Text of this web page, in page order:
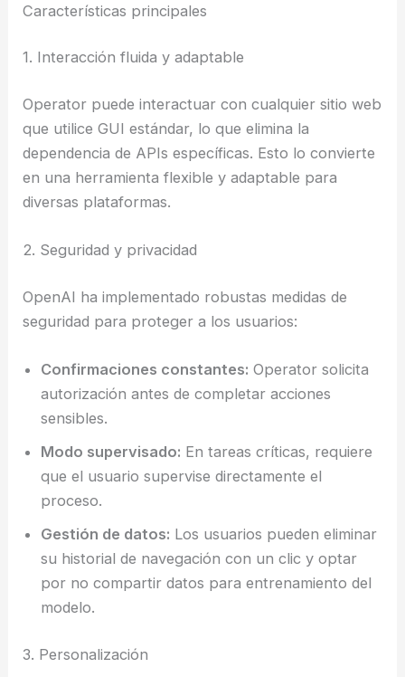
Características principales
1. Interacción fluida y adaptable
Operator puede interactuar con cualquier sitio web
que utilice GUI estándar, lo que elimina la
dependencia de APIs específicas. Esto lo convierte
en una herramienta flexible y adaptable para
diversas plataformas.
2. Seguridad y privacidad
OpenAI ha implementado robustas medidas de
seguridad para proteger a los usuarios:
Confirmaciones constantes: Operator solicita
autorización antes de completar acciones
sensibles.
Modo supervisado: En tareas críticas, requiere
que el usuario supervise directamente el
proceso.
Gestión de datos: Los usuarios pueden eliminar
su historial de navegación con un clic y optar
por no compartir datos para entrenamiento del
modelo.
3. Personalización